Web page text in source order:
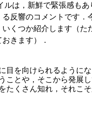
ルは，新鮮で緊張感も
反響のコメントです
くつか紹介します（
きます）．
目を向けられるように
ことや，そこから発展
たくさん知れ，それこ